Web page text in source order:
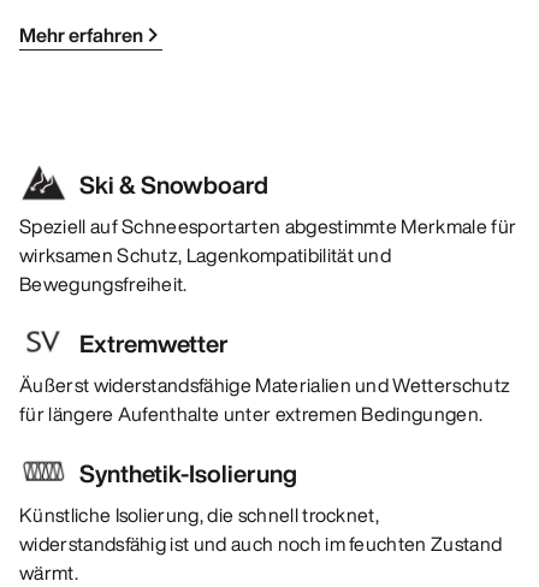
Mehr erfahren
Ski & Snowboard
Speziell auf Schneesportarten abgestimmte Merkmale für
wirksamen Schutz, Lagenkompatibilität und
Bewegungsfreiheit.
Extremwetter
Äußerst widerstandsfähige Materialien und Wetterschutz
für längere Aufenthalte unter extremen Bedingungen.
Synthetik-Isolierung
Künstliche Isolierung, die schnell trocknet,
widerstandsfähig ist und auch noch im feuchten Zustand
wärmt.